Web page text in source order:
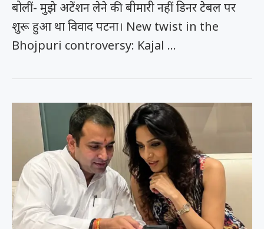
बोलीं- मुझे अटेंशन लेने की बीमारी नहीं डिनर टेबल पर
शुरू हुआ था विवाद पटना। New twist in the
Bhojpuri controversy: Kajal …